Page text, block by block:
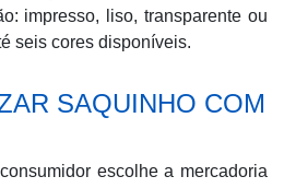
impresso, liso, transparente ou
seis cores disponíveis.
SAQUINHO COM
escolhe a mercadoria